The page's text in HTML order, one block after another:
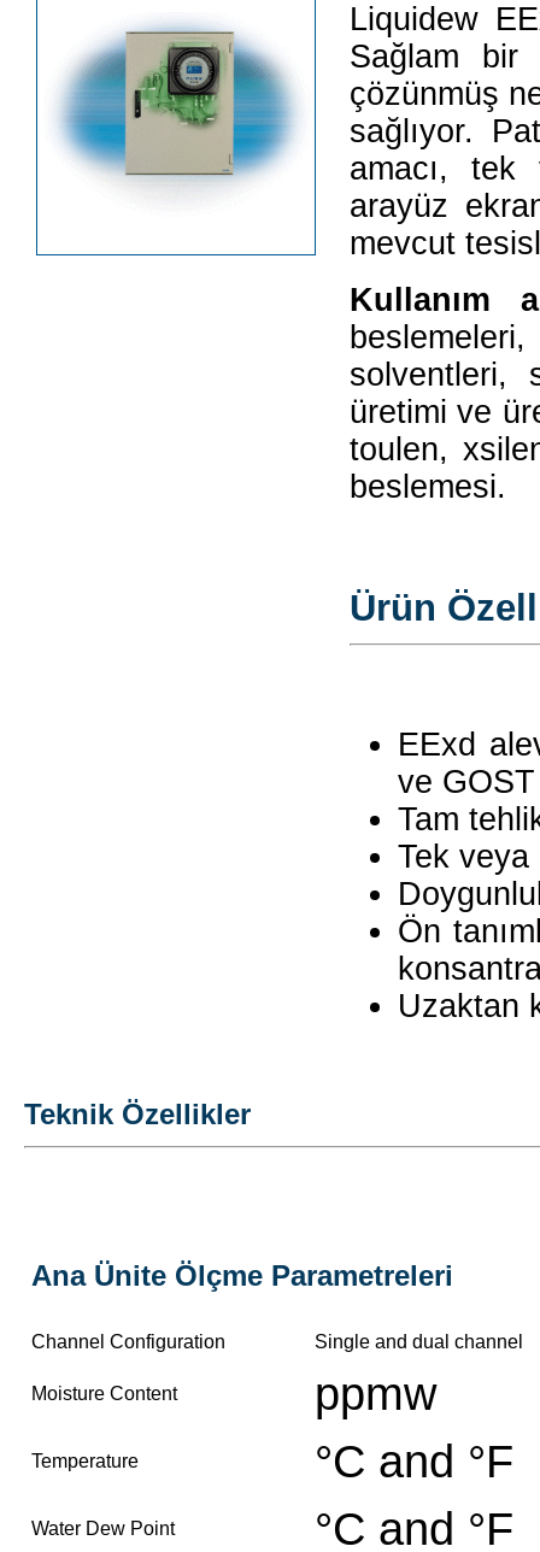
Liquidew
Sağlam bir
çözünmüş
sağlıyor.
amacı, tek
arayüz
mevcut
Kullanım
solventleri,
üretimi ve
toulen,
beslemesi.
Ürün
EExd
ve
Tam
Tek
Ön
Uzaktan
Teknik Özellikler
Ana Ünite Ölçme Parametreleri
Channel Configuration Single and dual channel
Moisture Content ppmw
Temperature °C and °F
Water Dew Point °C and °F